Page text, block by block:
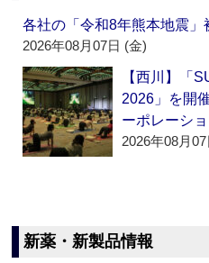
各社の「令和8年熊本地震」
2026年08月07日 (金)
【西川】「
2026」を開
ーポレーシ
2026年08月
新薬・新製品情報